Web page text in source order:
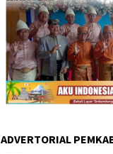
ADVERTORIAL